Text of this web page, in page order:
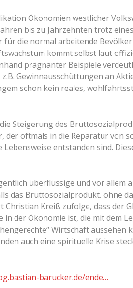
Ökonomien westlicher
bis zu Jahrzehnten trotz
die normal arbeitende
kommt selbst laut
prägnanter Beispiele
Gewinnausschüttungen an
schon kein reales,
Steigerung des
der oftmals in die Reparatur von
Lebensweise entstanden sind.
überflüssige und vor allem
das Bruttosozialprodukt, ohne
Christian Kreiß zufolge, dass der
in der Ökonomie ist, die mit dem
Wirtschaft
auch eine spirituelle Krise
barucker.de/ende…